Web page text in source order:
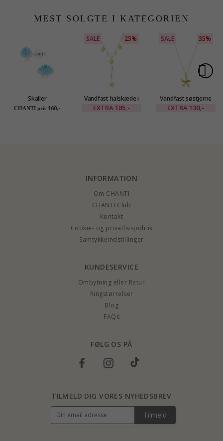
MEST SOLGTE I KATEGORIEN
Skaller
børneøreringe i sølv -
CHANTI pris 160,-
SALE 25%
Vandfast halskæde i
forgyldt stål -
EXTRA 185,-
SALE 35%
Vandfast søstjerne
halskæde i forgyldt
EXTRA 130,-
INFORMATION
Om CHANTI
CHANTI Club
Kontakt
Cookie- og privatlivspolitik
Samtykkeindstillinger
KUNDESERVICE
Ombytning eller Retur
Ringstørrelser
Blog
FAQs
FØLG OS PÅ
TILMELD DIG VORES NYHEDSBREV
Tilmeld